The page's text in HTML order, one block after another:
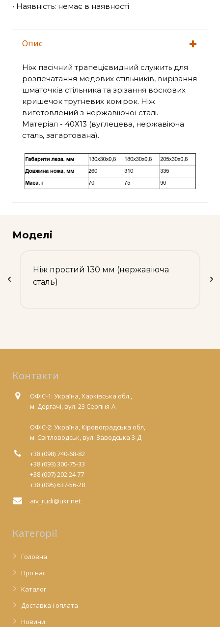
• Наявність: немає в наявності
Опис
Ніж пасічний трапецієвидний служить для
розпечатання медових стільників, вирізання
шматочків стільника та зрізання воскових
кришечок трутневих комірок. Ніж
виготовлений з нержавіючої сталі.
Матеріал - 40Х13 (вуглецева, нержавіюча
сталь, загартована).
Моделі
Ніж простий 130 мм (нержавіюча
сталь)
Контакти
ОФІС-1: Україна, Харківська обл.,
м. Дергачі, вул. 23 Серпня-А
ОФІС-2: Україна, Кіровоградська обл,
м. Світловодськ, вул. Заводська 3-Д
+38 (098) 740-68-82
+38 (093) 300-75-33
+38 (097) 202 24 77
+38 (095) 637-56-28
aiv_rudi@ukr.net
Категорії
Головна
Про нас
Каталог
Доставка і оплата
Новини